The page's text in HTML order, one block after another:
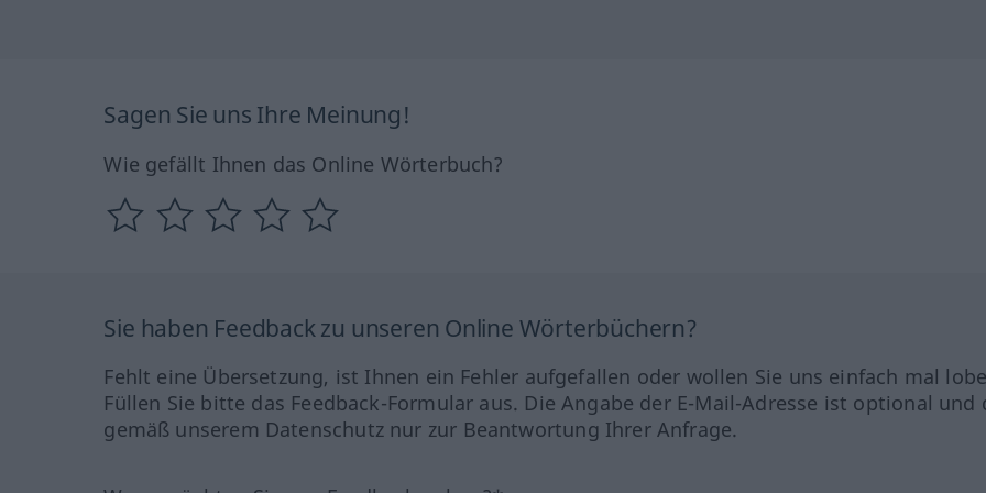
Sagen Sie uns Ihre Meinung!
Wie gefällt Ihnen das Online Wörterbuch?
Sie haben Feedback zu unseren Online Wörterbüchern?
Fehlt eine Übersetzung, ist Ihnen ein Fehler aufgefallen oder wollen Sie uns einfach mal
Füllen Sie bitte das Feedback-Formular aus. Die Angabe der E-Mail-Adresse ist optional und
gemäß unserem Datenschutz nur zur Beantwortung Ihrer Anfrage.